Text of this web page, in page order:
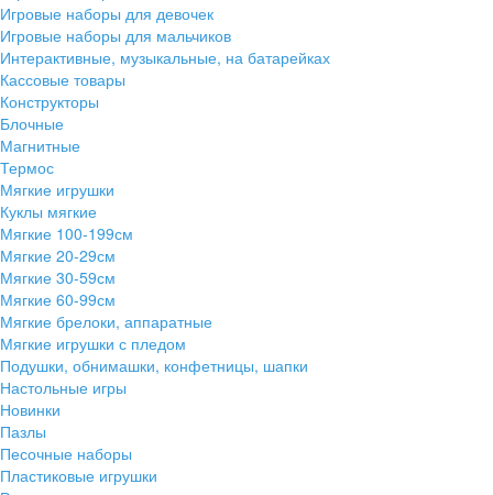
Игровые наборы для девочек
Игровые наборы для мальчиков
Интерактивные, музыкальные, на батарейках
Кассовые товары
Конструкторы
Блочные
Магнитные
Термос
Мягкие игрушки
Куклы мягкие
Мягкие 100-199см
Мягкие 20-29см
Мягкие 30-59см
Мягкие 60-99см
Мягкие брелоки, аппаратные
Мягкие игрушки с пледом
Подушки, обнимашки, конфетницы, шапки
Настольные игры
Новинки
Пазлы
Песочные наборы
Пластиковые игрушки